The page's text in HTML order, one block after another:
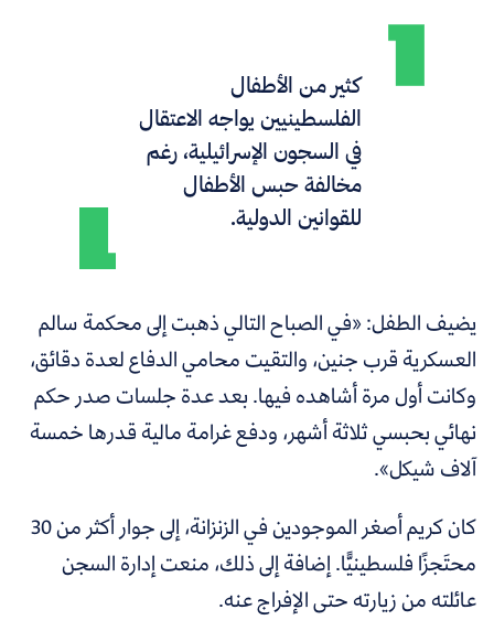
كثير من الأطفال
الفلسطينيين يواجه الاعتقال
في السجون الإسرائيلية، رغم
مخالفة حبس الأطفال
للقوانين الدولية.
يضيف الطفل: «في الصباح التالي ذهبت إلى محكمة سالم
العسكرية قرب جنين، والتقيت محامي الدفاع لعدة دقائق،
وكانت أول مرة أشاهده فيها. بعد عدة جلسات صدر حكم
نهائي بحبسي ثلاثة أشهر، ودفع غرامة مالية قدرها خمسة
آلاف شيكل».
كان كريم أصغر الموجودين في الزنزانة، إلى جوار أكثر من 30
محتَجزًا فلسطينيًّا. إضافة إلى ذلك، منعت إدارة السجن
عائلته من زيارته حتى الإفراج عنه.